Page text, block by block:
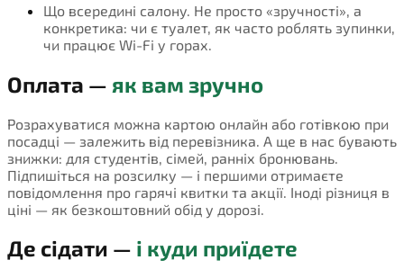
Що всередині салону. Не просто «зручності», а
конкретика: чи є туалет, як часто роблять зупинки,
чи працює Wi-Fi у горах.
Оплата — як вам зручно
Розрахуватися можна картою онлайн або готівкою при
посадці — залежить від перевізника. А ще в нас бувають
знижки: для студентів, сімей, ранніх бронювань.
Підпишіться на розсилку — і першими отримаєте
повідомлення про гарячі квитки та акції. Іноді різниця в
ціні — як безкоштовний обід у дорозі.
Де сідати — і куди приїдете